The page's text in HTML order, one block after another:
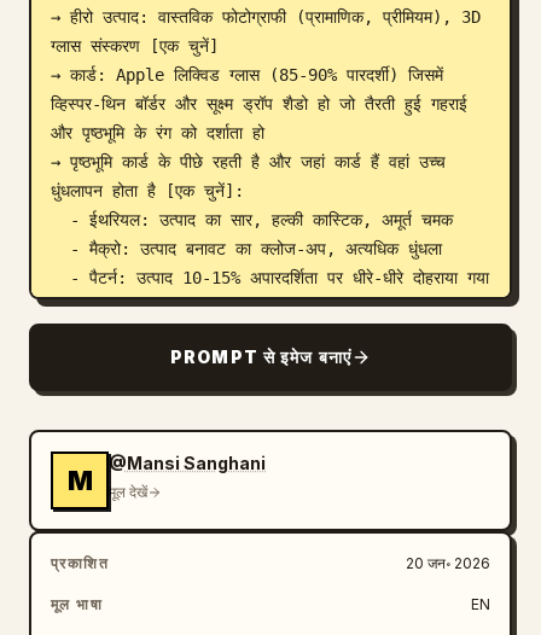
→ हीरो उत्पाद: वास्तविक फोटोग्राफी (प्रामाणिक, प्रीमियम), 3D
ग्लास संस्करण [एक चुनें]
→ कार्ड: Apple लिक्विड ग्लास (85-90% पारदर्शी) जिसमें
व्हिस्पर-थिन बॉर्डर और सूक्ष्म ड्रॉप शैडो हो जो तैरती हुई गहराई
और पृष्ठभूमि के रंग को दर्शाता हो
→ पृष्ठभूमि कार्ड के पीछे रहती है और जहां कार्ड हैं वहां उच्च
धुंधलापन होता है [एक चुनें]:
  - संदर्भ: प्रासंगिक वातावरण, धुंधला + डीसैचुरेटेड
→ असममित बेंटो ग्रिड, 16:9 लैंडस्केप
→ हीरो कार्ड: 28-30% | सूचना मॉड्यूल: 70-72%
M1 — हीरो: उत्पाद को वास्तविक फोटो / 3D ग्लास / शैलीबद्ध
व्याख्या (एक चुनें) में सुंदर रूप में + उत्पाद नाम लेबल के साथ
प्रदर्शित किया गया
M2 — मुख्य लाभ: 4 अद्वितीय लाभ + हीरो-रंग आइकन
M3 — कैसे उपयोग करें: 4 उपयोग विधियां + आइकन
M4 — मुख्य मेट्रिक्स: 5 सटीक डेटा बिंदु
PROMPT से इमेज बनाएं
M
@Mansi Sanghani
मूल देखें
प्रकाशित 20 जन॰ 2026
मूल भाषा EN